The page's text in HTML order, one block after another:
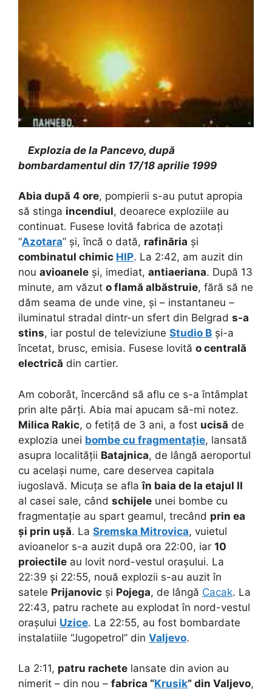
Explozia de la Pancevo, după
bombardamentul din 17/18 aprilie 1999
Abia după 4 ore, pompierii s-au putut apropia
să stinga incendiul, deoarece exploziile au
continuat. Fusese lovită fabrica de azotați
“Azotara” și, încă o dată, rafinăria și
combinatul chimic HIP. La 2:42, am auzit din
nou avioanele și, imediat, antiaeriana. După 13
minute, am văzut o flamă albăstruie, fără să ne
dăm seama de unde vine, și – instantaneu –
iluminatul stradal dintr-un sfert din Belgrad s-a
stins, iar postul de televiziune Studio B și-a
încetat, brusc, emisia. Fusese lovită o centrală
electrică din cartier.
Am coborât, încercând să aflu ce s-a întâmplat
prin alte părți. Abia mai apucam să-mi notez.
Milica Rakic, o fetiță de 3 ani, a fost ucisă de
explozia unei bombe cu fragmentație, lansată
asupra localității Batajnica, de lângă aeroportul
cu același nume, care deservea capitala
iugoslavă. Micuța se aflaîn baia de la etajul II
al casei sale, când schijele unei bombe cu
fragmentație au spart geamul, trecând prin ea
și prin ușă. La Sremska Mitrovica, vuietul
avioanelor s-a auzit după ora 22:00, iar 10
proiectile au lovit nord-vestul orașului. La
22:39 și 22:55, nouă explozii s-au auzit în
satele Prijanovic și Pojega, de lângă Cacak. La
22:43, patru rachete au explodat în nord-vestul
orașului Uzice. La 22:55, au fost bombardate
instalatiile “Jugopetrol” din Valjevo.
La 2:11, patru rachete lansate din avion au
nimerit – din nou – fabrica “Krusik” din Valjevo,